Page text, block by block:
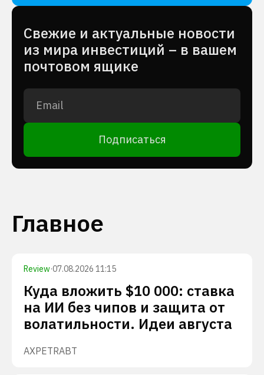
Cвежие и актуальные новости
из мира инвестиций – в вашем
почтовом ящике
Подписаться
Главное
Review·07.08.2026 11:15
Куда вложить $10 000: ставка
на ИИ без чипов и защита от
волатильности. Идеи августа
AXPETRABT